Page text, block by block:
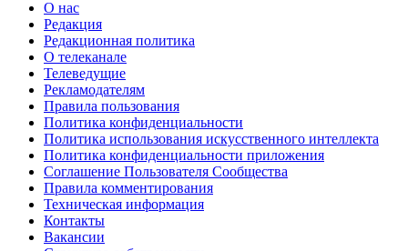
О нас
Редакция
Редакционная политика
О телеканале
Телеведущие
Рекламодателям
Правила пользования
Политика конфиденциальности
Политика использования искусственного интеллекта
Политика конфиденциальности приложения
Соглашение Пользователя Сообщества
Правила комментирования
Техническая информация
Контакты
Вакансии